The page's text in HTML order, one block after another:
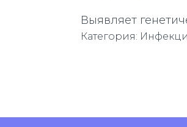
Выявляет
Категория: